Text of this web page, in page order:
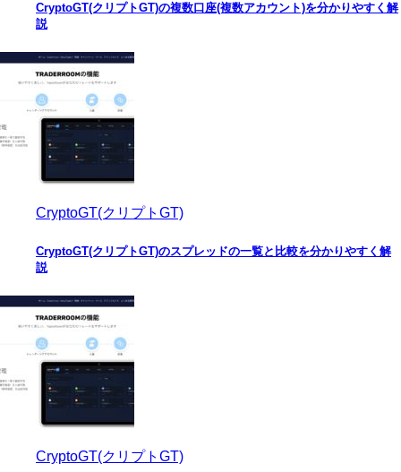
CryptoGT(クリプトGT)の複数口座(複数アカウント)を分かりやすく解
説
CryptoGT(クリプトGT)
CryptoGT(クリプトGT)のスプレッドの一覧と比較を分かりやすく解
説
CryptoGT(クリプトGT)